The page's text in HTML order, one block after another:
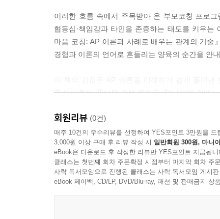
2. ‘혼합 메시지’의 함정
3. 자녀의 마음을 닫게 만드는 ‘대화의 걸림돌’
4. 사랑의 언어로 마음을 여는 공감 대화
5. 마음 코칭 대화법: 공감하고 행동을 이끄는 대화
8. 자녀를 건강하게 키우려면 부부 관계에 답이 있
제6장 책임감 있는 아이로 키우는 훈육
1. 자기만의 신념을 고수함으로 발생하는 갈등
2. 책임감이란 무엇인가
3. 왜 ‘책임감’이 중요한가
4. 왜 책임감을 회피하고 자책하는가
이러한 흐름 속에서 주목받아 온 부모코칭 프로
협동심·책임감과 타인을 존중하는 태도를 키우
마음 코칭: AP 이론과 사례로 배우는 관계의 기술
경험과 이론의 언어로 흔들리는 양육의 순간을 안
②실천 활동 ③부모 교육 포인트 ④"나에게 건네는
영유아부터 청소년기까지 발달 단계별 지도법
만들기까지 전 12장에 걸쳐 폭넓은 주제를 다룬
바로 적용 가능한 자료가 풍부하다.
독자는 아이의 행동 뒤에 숨은 심리적 목적을 이
회원리뷰 (0건)
매주 10건의 우수리뷰를 선정하여 YES포인트 3만원을 드
3,000원 이상 구매 후 리뷰 작성 시 일반회원 300원, 마니
eBook은 다운로드 후 작성한 리뷰만 YES포인트 지급됩니
클래스는 첫번째 회차 주문확정 시점부터 마지막 회차 주
사락 독서모임으로 진행된 클래스는 사락 독서모임 게시
eBook 페이백, CD/LP, DVD/Blu-ray, 패션 및 판매금지 상